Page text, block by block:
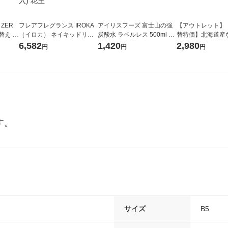
え メ
フレアフレグランス IROKA
（イロカ） ネイキッドリリ
ーの香り 柔軟剤 詰め替え 超
6,582円
アイリスフーズ 富士山の強
炭酸水 ラベルレス 500ml 1
箱（24本入）
1,420円
【アウトレット
替特価】北海道産
し 無洗米 5kg 1袋
2,980円
サイズ B5